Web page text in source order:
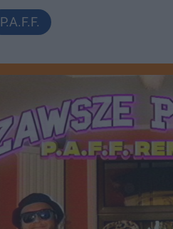
P.A.F.F.